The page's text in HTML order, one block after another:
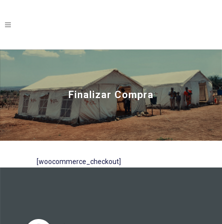
Finalizar Compra
[woocommerce_checkout]